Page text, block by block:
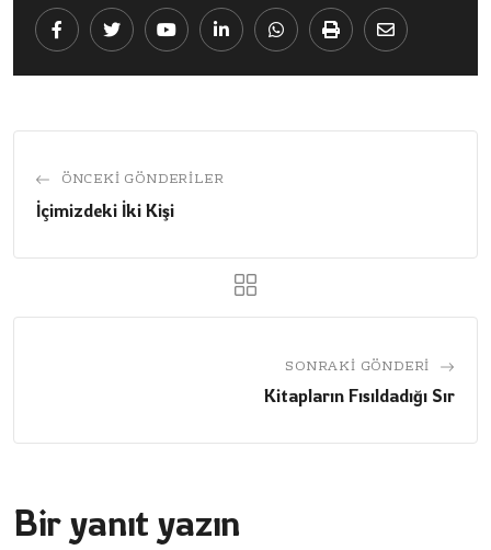
YoutubeLinkedInWhatsapp
Print Share
via
ÖNCEKI GÖNDERILER
İçimizdeki İki Kişi
SONRAKI GÖNDERI
Kitapların Fısıldadığı Sır
Bir yanıt yazın